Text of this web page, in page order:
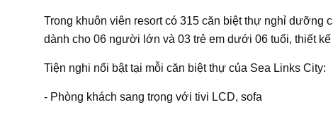
Trong khuôn viên resort có 315 căn biệt thự nghỉ dưỡng
dành cho 06 người lớn và 03 trẻ em dưới 06 tuổi, thiết
Tiện nghi nổi bật tại mỗi căn biệt thự của Sea Links City:
- Phòng khách sang trọng với tivi LCD, sofa